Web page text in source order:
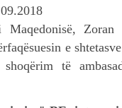
e
të